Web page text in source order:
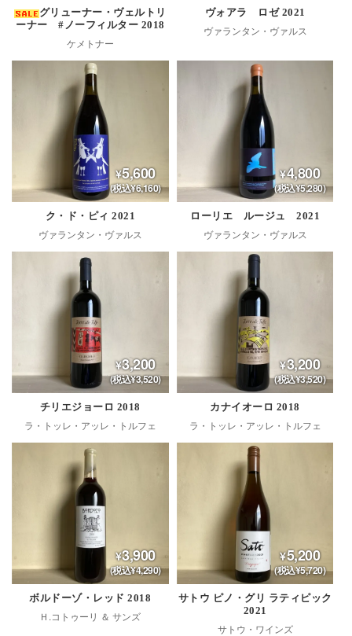
グリューナー・ヴェルトリ
ーナー #ノーフィルター 2018
ケメトナー
ヴォアラ ロゼ 2021
ヴァランタン・ヴァルス
5,600
(税込¥6,160)
ク・ド・ピィ 2021
ヴァランタン・ヴァルス
4,800
(税込¥5,280)
ローリエ ルージュ 2021
ヴァランタン・ヴァルス
3,200
(税込¥3,520)
チリエジョーロ 2018
ラ・トッレ・アッレ・トルフェ
3,200
(税込¥3,520)
カナイオーロ 2018
ラ・トッレ・アッレ・トルフェ
3,900
(税込¥4,290)
ボルドーゾ・レッド 2018
Ｈ.コトゥーリ ＆ サンズ
5,200
(税込¥5,720)
サトウ ピノ・グリ ラティピック
2021
サトウ・ワインズ